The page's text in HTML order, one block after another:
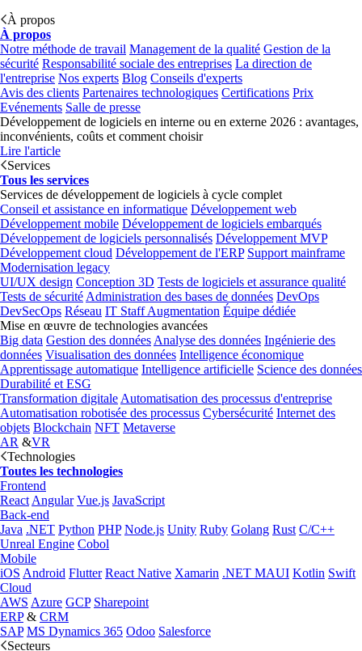
À propos
À propos
Notre méthode de travail Management de la qualité Gestion de la
sécurité Responsabilité sociale des entreprises La direction de
l'entreprise Nos experts Blog Conseils d'experts
Avis des clients Partenaires technologiques Certifications Prix
Evénements Salle de presse
Développement de logiciels en interne ou en externe 2026 : avantages,
inconvénients, coûts et comment choisir
Lire l'article
Services
Tous les services
Services de développement de logiciels à cycle complet
Conseil et assistance en informatique Développement web
Développement mobile Développement de logiciels embarqués
Développement de logiciels personnalisés Développement MVP
Développement cloud Développement de l'ERP Support mainframe
Modernisation legacy
UI/UX design Conception 3D Tests de logiciels et assurance qualité
Tests de sécurité Administration des bases de données DevOps
DevSecOps Réseau IT Staff Augmentation Équipe dédiée
Mise en œuvre de technologies avancées
Big data Gestion des données Analyse des données Ingénierie des
données Visualisation des données Intelligence économique
Apprentissage automatique Intelligence artificielle Science des données
Durabilité et ESG
Transformation digitale Automatisation des processus d'entreprise
Automatisation robotisée des processus Cybersécurité Internet des
objets Blockchain NFT Metaverse
AR &VR
Technologies
Toutes les technologies
Frontend
React Angular Vue.js JavaScript
Back-end
Java .NET Python PHP Node.js Unity Ruby Golang Rust C/C++
Unreal Engine Cobol
Mobile
iOS Android Flutter React Native Xamarin .NET MAUI Kotlin Swift
Cloud
AWS Azure GCP Sharepoint
ERP& CRM
SAP MS Dynamics 365 Odoo Salesforce
Secteurs